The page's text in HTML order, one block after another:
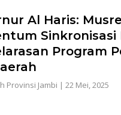
Al Haris:
Sinkronisasi
Program
Provinsi Jambi |22 Mei, 2025